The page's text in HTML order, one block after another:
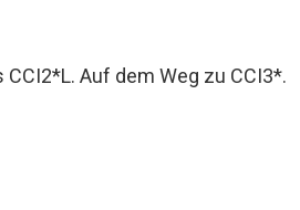
Auf dem Weg zu CCI3*.